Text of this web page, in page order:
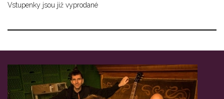
Vstupenky jsou již vyprodané